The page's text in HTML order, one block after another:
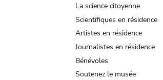
La science citoyenne
Scientifiques en résidence
Artistes en résidence
Journalistes en résidence
Bénévoles
Soutenez le musée